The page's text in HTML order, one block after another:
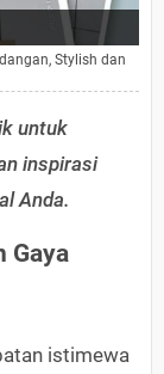
Stylish dan
untuk
inspirasi
Anda.
Gaya
istimewa